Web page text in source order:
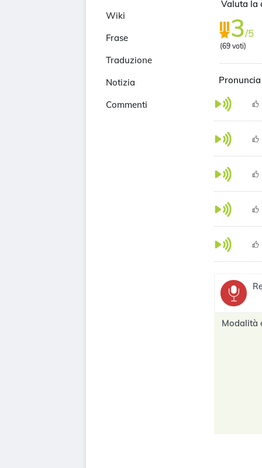
Wiki
Frase
Traduzione
Notizia
Commenti
Valuta la
3/5
(69 voti)
Modalità